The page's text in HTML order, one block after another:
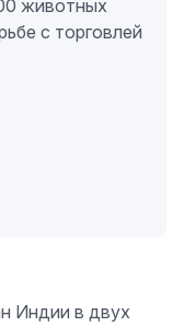
Индии в двух